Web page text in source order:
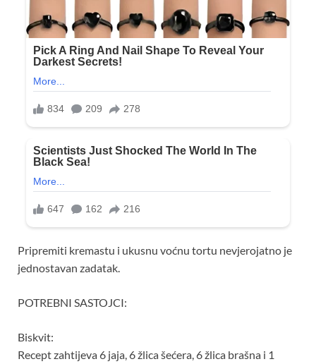
Pripremiti kremastu i ukusnu voćnu tortu nevjerojatno je
jednostavan zadatak.
POTREBNI SASTOJCI:
Biskvit:
Recept zahtijeva 6 jaja, 6 žlica šećera, 6 žlica brašna i 1